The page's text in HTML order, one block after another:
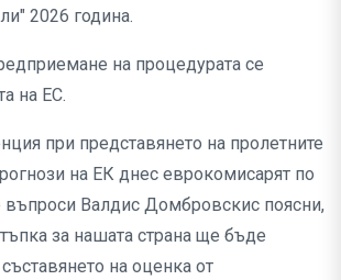
2026 година.
на процедурата се
на ЕС.
при представянето на пролетните
на ЕК днес еврокомисарят по
въпроси Валдис Домбровскис поясни,
за нашата страна ще бъде
на оценка от